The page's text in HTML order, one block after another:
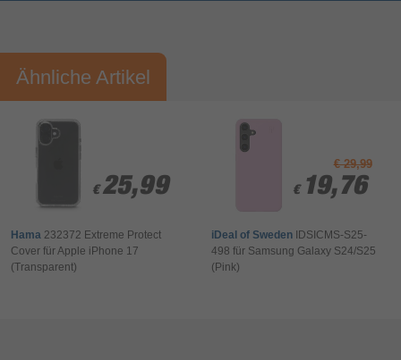
Herstellerartikelnummer
Ihre Bewertung:
Ähnliche Artikel
€ 25,99
€ 25,99
Hama 232372 Extreme Protect
Cover für Apple iPhone 17
(Transparent)
€ 29,99
€ 19,76
€ 19,76
iDeal of Sweden IDSICMS-S25-
498 für Samsung Galaxy S24/S25
(Pink)